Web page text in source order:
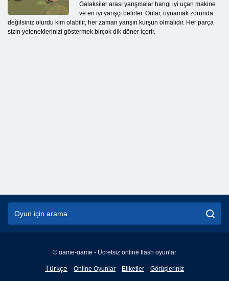
Galaksiler arası yarışmalar hangi iyi uçan makine
ve en iyi yarışçı belirler. Onlar, oynamak zorunda
değilsiniz olurdu kim olabilir, her zaman yarışın kurşun olmalıdır. Her parça
sizin yeteneklerinizi göstermek birçok dik döner içerir.
© game-game - Ücretsiz online flash oyunlar
Türkçe
English
Online Oyunlar Etiketler Görüşleriniz